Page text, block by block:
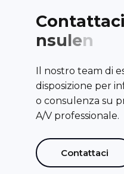
Contattaci
nsulen
Il nostro team di
disposizione per
o consulenza su
A/V professionale.
Contattaci